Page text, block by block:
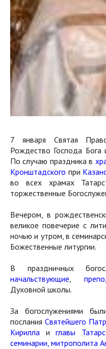
7 января Святая
Рождество Господа Бога
По случаю праздника в
Кронштадского при
во всех храмах
торжественные
Вечером, в
великое повечерие с
ночью и утром, в
Божественные литургии.
В праздничных
начальствующие,
Духовной школы.
За богослужениями
послания Святейшего
Кирилла иглавы
семинарии, митрополита